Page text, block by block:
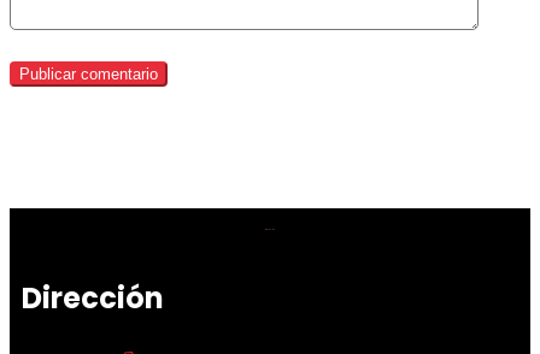
Dirección